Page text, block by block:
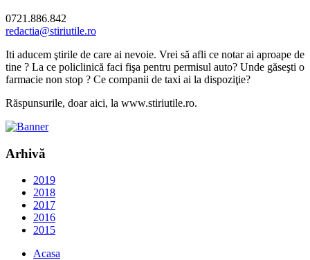
0721.886.842
redactia@stiriutile.ro
Iti aducem ştirile de care ai nevoie. Vrei să afli ce notar ai aproape de
tine ? La ce policlinică faci fişa pentru permisul auto? Unde găseşti o
farmacie non stop ? Ce companii de taxi ai la dispoziţie?
Răspunsurile, doar aici, la www.stiriutile.ro.
Arhivă
2019
2018
2017
2016
2015
Acasa